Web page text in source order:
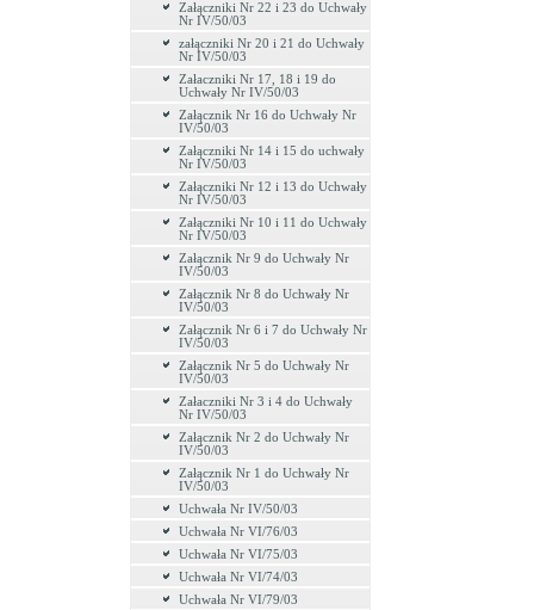
Załączniki Nr 22 i 23 do Uchwały
Nr IV/50/03
załączniki Nr 20 i 21 do Uchwały
Nr IV/50/03
Załaczniki Nr 17, 18 i 19 do
Uchwały Nr IV/50/03
Załącznik Nr 16 do Uchwały Nr
IV/50/03
Załączniki Nr 14 i 15 do uchwały
Nr IV/50/03
Załączniki Nr 12 i 13 do Uchwały
Nr IV/50/03
Załączniki Nr 10 i 11 do Uchwały
Nr IV/50/03
Załącznik Nr 9 do Uchwały Nr
IV/50/03
Załącznik Nr 8 do Uchwały Nr
IV/50/03
Załącznik Nr 6 i 7 do Uchwały Nr
IV/50/03
Załącznik Nr 5 do Uchwały Nr
IV/50/03
Załaczniki Nr 3 i 4 do Uchwały
Nr IV/50/03
Załącznik Nr 2 do Uchwały Nr
IV/50/03
Załącznik Nr 1 do Uchwały Nr
IV/50/03
Uchwała Nr IV/50/03
Uchwała Nr VI/76/03
Uchwała Nr VI/75/03
Uchwała Nr VI/74/03
Uchwała Nr VI/79/03